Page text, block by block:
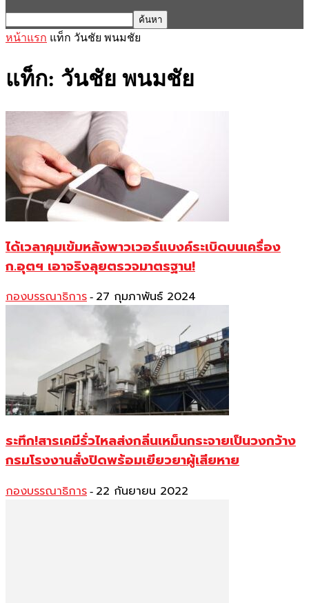
หน้าแรก แท็ก วันชัย พนมชัย
แท็ก: วันชัย พนมชัย
ได้เวลาคุมเข้มหลังพาวเวอร์แบงค์ระเบิดบนเครื่อง
ก.อุตฯ เอาจริงลุยตรวจมาตรฐาน!
กองบรรณาธิการ - 27 กุมภาพันธ์ 2024
ระทึก!สารเคมีรั่วไหลส่งกลิ่นเหม็นกระจายเป็นวงกว้าง
กรมโรงงานสั่งปิดพร้อมเยียวยาผู้เสียหาย
กองบรรณาธิการ - 22 กันยายน 2022